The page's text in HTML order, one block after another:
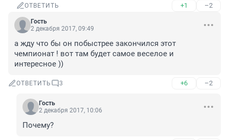
ОТВЕТИТЬ +1 –2
Гость
2 декабря 2017, 09:49
а жду что бы он побыстрее закончился этот
чемпионат ! вот там будет самое веселое и
интересное ))
ОТВЕТИТЬ 3 +6 –2
Гость
2 декабря 2017, 10:06
Почему?